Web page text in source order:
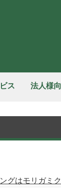
ス 法人様
グはモリガミ